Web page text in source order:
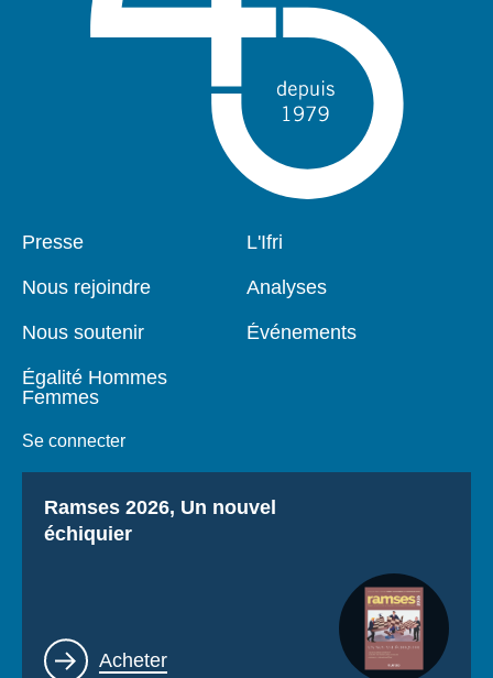
Pied
page
Presse
Nous rejoindre
Nous soutenir
Égalité Hommes
Femmes
Se connecter
Navigation
L'Ifri
Analyses
Événements
Titre
Ramses 2026, Un nouvel
échiquier
Lien
Acheter